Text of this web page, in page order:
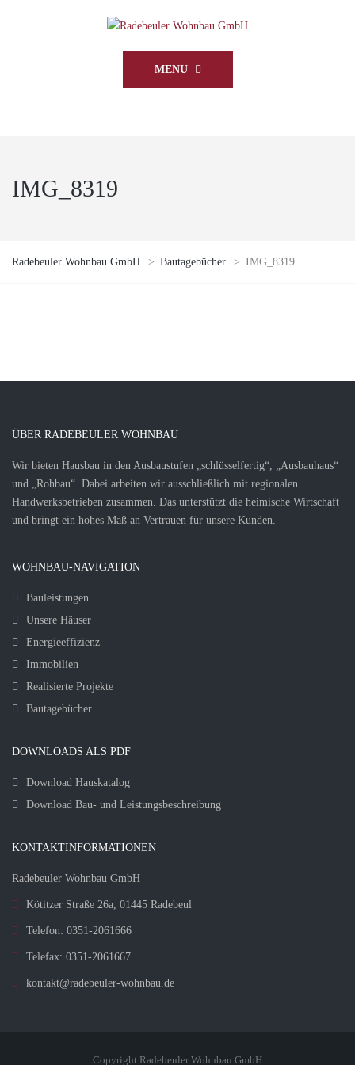
MENU
IMG_8319
Radebeuler Wohnbau GmbH > Bautagebücher > IMG_8319
ÜBER RADEBEULER WOHNBAU
Wir bieten Hausbau in den Ausbaustufen „schlüsselfertig“, „Ausbauhaus“
und „Rohbau“. Dabei arbeiten wir ausschließlich mit regionalen
Handwerksbetrieben zusammen. Das unterstützt die heimische Wirtschaft
und bringt ein hohes Maß an Vertrauen für unsere Kunden.
WOHNBAU-NAVIGATION
Bauleistungen
Unsere Häuser
Energieeffizienz
Immobilien
Realisierte Projekte
Bautagebücher
DOWNLOADS ALS PDF
Download Hauskatalog
Download Bau- und Leistungsbeschreibung
KONTAKTINFORMATIONEN
Radebeuler Wohnbau GmbH
Kötitzer Straße 26a, 01445 Radebeul
Telefon: 0351-2061666
Telefax: 0351-2061667
kontakt@radebeuler-wohnbau.de
Copyright Radebeuler Wohnbau GmbH